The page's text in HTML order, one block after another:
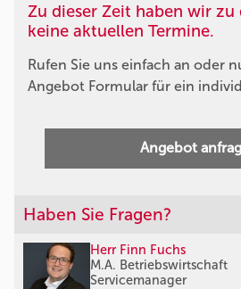
Zu dieser Zeit haben wir zu
keine aktuellen Termine.
Rufen Sie uns einfach an oder
Angebot Formular für ein
Angebot
Haben Sie Fragen?
Herr Finn Fuchs
M.A. Betriebswirtschaft
Servicemanager